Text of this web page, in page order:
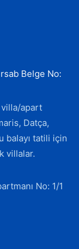
Belge No:
apart
Datça,
balayı tatili için
villalar.
No: 1/1